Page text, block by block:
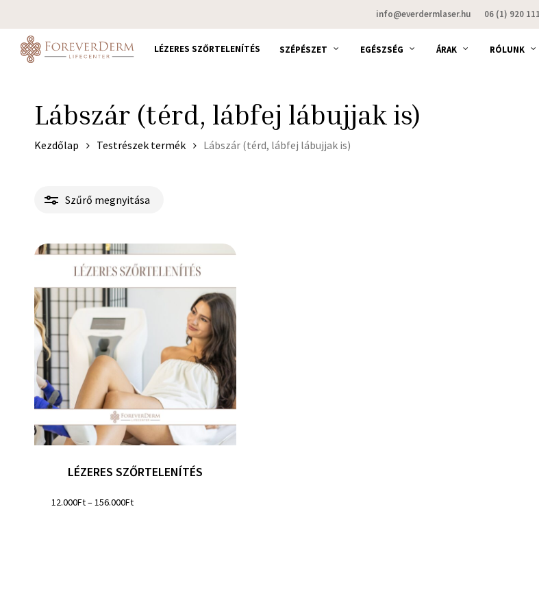
to
main
content
info@everdermlaser.hu 06 (1) 920
LÉZERES SZŐRTELENÍTÉS SZÉPÉSZET EGÉSZSÉG ÁRAK RÓLUNK
Lábszár (térd, lábfej lábujjak is)
Kezdőlap Testrészek termék Lábszár (térd, lábfej lábujjak is)
Szűrő megnyitása
150.000
LÉZERES SZŐRTELENÍTÉS
12.000Ft–156.000Ft